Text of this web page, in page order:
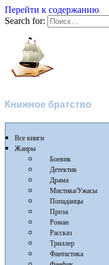
Перейти к содержанию
Search for:
Книжное братство
Все книги
Жанры
Боевик
Детектив
Драма
Мистика/Ужасы
Попаданцы
Проза
Роман
Рассказ
Триллер
Фантастика